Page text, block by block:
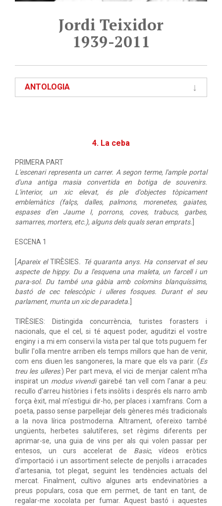
Jordi Teixidor
1939-2011
ANTOLOGIA
4. La ceba
PRIMERA PART
L'escenari representa un carrer. A segon terme, l'ample portal
d'una antiga masia convertida en botiga de souvenirs.
L'interior, un xic elevat, és ple d'objectes tòpicament
emblemàtics (falçs, dalles, palmons, morenetes, gaiates,
espases d'en Jaume I, porrons, coves, trabucs, garbes,
samarres, morters, etc.), alguns dels quals seran emprats.
ESCENA 1
Apareix elTIRÈSIES. Té quaranta anys. Ha conservat el seu
aspecte de hippy. Du a l'esquena una maleta, un farcell i un
para-sol. Du també una gàbia amb colomins blanquíssims,
bastó de cec telescòpic i ulleres fosques. Durant el seu
parlament, munta un xic de paradeta.
TIRÈSIES: Distingida concurrència, turistes forasters i
nacionals, que el cel, si té aquest poder, aguditzi el vostre
enginy i a mi em conservi la vista per tal que tots puguem fer
bullir l'olla mentre arriben els temps millors que han de venir,
com ens diuen les sangoneres, la mare que els va parir. (Es
treu les ulleres.) Per part meva, el vici de menjar calent m'ha
inspirat un modus vivendigairebé tan vell com l'anar a peu:
recullo d'arreu històries i fets insòlits i després els narro amb
força èxit, mal m'estigui dir-ho, per places i xamfrans. Com a
poeta, passo sense parpellejar dels gèneres més tradicionals
a la nova lírica postmoderna. Altrament, ofereixo també
ungüents, herbetes salutíferes, set règims diferents per
aprimar-se, una guia de vins per als qui volen passar per
entesos, un curs accelerat de Basic, vídeos eròtics
d'importació i un assortiment selecte de penjolls i arracades
d'artesania, tot plegat, seguint les tendències actuals del
mercat. Finalment, cultivo algunes arts endevinatòries a
preus populars, cosa que em permet, de tant en tant, de
regalar-me xocolata per fumar. Aquest bastó i aquestes